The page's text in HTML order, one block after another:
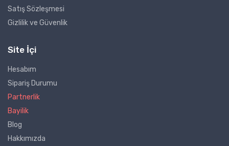
Satış Sözleşmesi
Gizlilik ve Güvenlik
Site İçi
Hesabım
Sipariş Durumu
Partnerlik
Bayilik
Blog
Hakkımızda